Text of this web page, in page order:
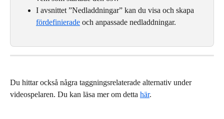
I avsnittet ”Nedladdningar” kan du visa och skapa
fördefinierade och anpassade nedladdningar.
Du hittar också några taggningsrelaterade alternativ under
videospelaren. Du kan läsa mer om detta här.